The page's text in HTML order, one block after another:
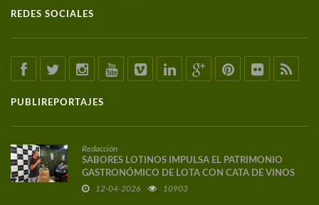
REDES SOCIALES
PUBLIREPORTAJES
Redacción
SABORES LOTINOS IMPULSA EL PATRIMONIO
GASTRONÓMICO DE LOTA CON CATA DE VINOS
DE AUTOR
12-04-2026 10903